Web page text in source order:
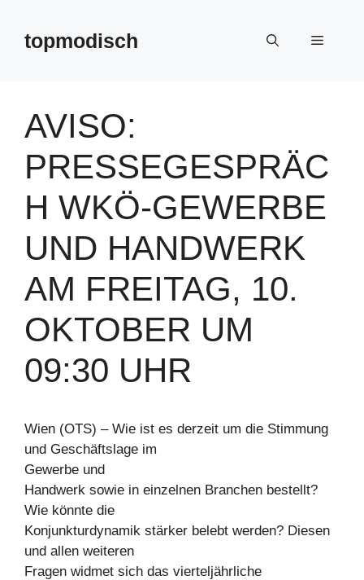
springentopmodisch Menü
AVISO:
PRESSEGESPRÄC
H WKÖ-GEWERBE
UND HANDWERK
AM FREITAG, 10.
OKTOBER UM
09:30 UHR
Wien (OTS) – Wie ist es derzeit um die Stimmung
und Geschäftslage im
Gewerbe und
Handwerk sowie in einzelnen Branchen bestellt?
Wie könnte die
Konjunkturdynamik stärker belebt werden? Diesen
und allen weiteren
Fragen widmet sich das vierteljährliche